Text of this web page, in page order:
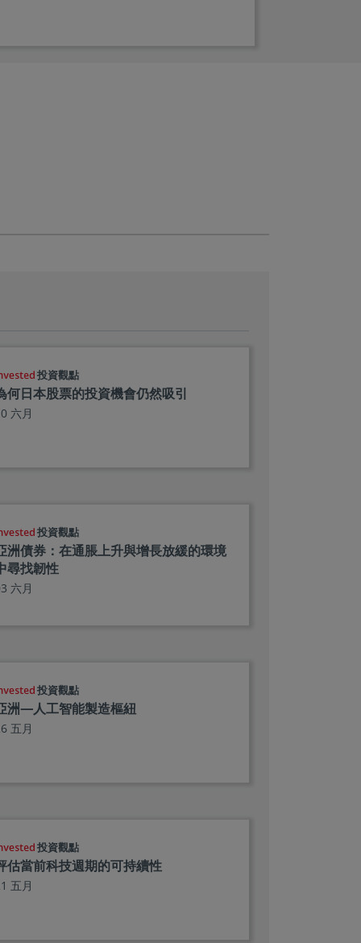
投資觀點
何日本股票的投資機會仍然吸引
六月
投資觀點
洲債券：在通脹上升與增長放緩的環境
尋找韌性
六月
投資觀點
洲—人工智能製造樞紐
五月
投資觀點
估當前科技週期的可持續性
五月